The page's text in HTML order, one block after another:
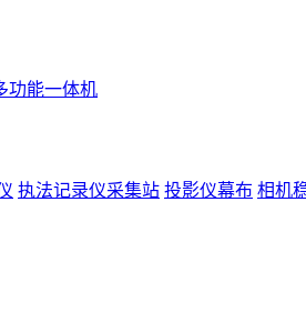
功能一体机
执法记录仪采集站 投影仪幕布 相机